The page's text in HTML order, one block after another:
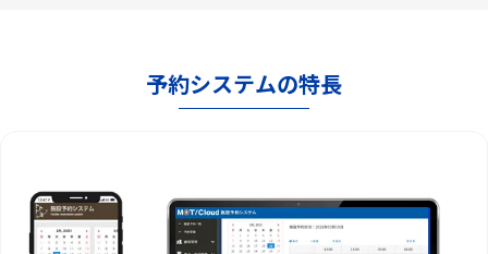
予約システムの特長